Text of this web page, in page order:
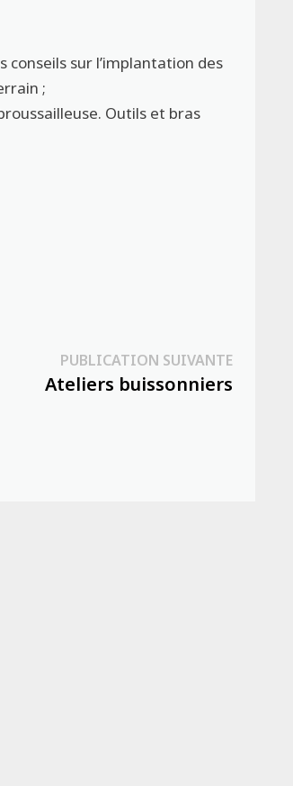
sur l’implantation des
;
Outils et bras
PUBLICATION SUIVANTE
suivante :
Ateliers buissonniers